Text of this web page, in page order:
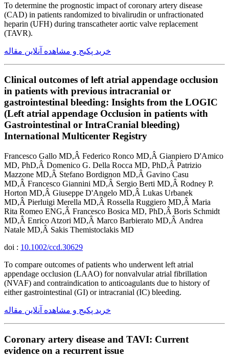
To determine the prognostic impact of coronary artery disease
(CAD) in patients randomized to bivalirudin or unfractionated
heparin (UFH) during transcatheter aortic valve replacement
(TAVR).
خرید پکیج و مشاهده آنلاین مقاله
Clinical outcomes of left atrial appendage occlusion
in patients with previous intracranial or
gastrointestinal bleeding: Insights from the LOGIC
(Left atrial appendage Occlusion in patients with
Gastrointestinal or IntraCranial bleeding)
International Multicenter Registry
Francesco Gallo MD,Â Federico Ronco MD,Â Gianpiero D'Amico
MD, PhD,Â Domenico G. Della Rocca MD, PhD,Â Patrizio
Mazzone MD,Â Stefano Bordignon MD,Â Gavino Casu
MD,Â Francesco Giannini MD,Â Sergio Berti MD,Â Rodney P.
Horton MD,Â Giuseppe D'Angelo MD,Â Lukas Urbanek
MD,Â Pierluigi Merella MD,Â Rossella Ruggiero MD,Â Maria
Rita Romeo ENG,Â Francesco Bosica MD, PhD,Â Boris Schmidt
MD,Â Enrico Atzori MD,Â Marco Barbierato MD,Â Andrea
Natale MD,Â Sakis Themistoclakis MD
doi : 10.1002/ccd.30629
To compare outcomes of patients who underwent left atrial
appendage occlusion (LAAO) for nonvalvular atrial fibrillation
(NVAF) and contraindication to anticoagulants due to history of
either gastrointestinal (GI) or intracranial (IC) bleeding.
خرید پکیج و مشاهده آنلاین مقاله
Coronary artery disease and TAVI: Current
evidence on a recurrent issue